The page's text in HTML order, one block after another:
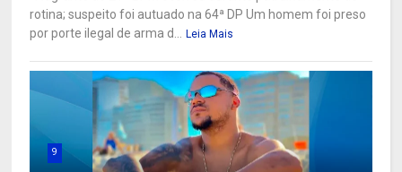
rotina; suspeito foi autuado na 64ª DP Um homem foi preso
por porte ilegal de arma d... Leia Mais
9